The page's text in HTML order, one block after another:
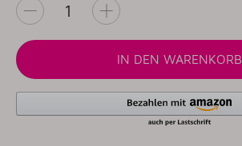
IN DEN WARENKORB